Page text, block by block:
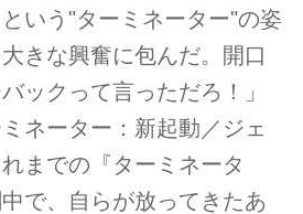
いう"ターミネーター"の姿
きな興奮に包んだ。開口
ックって言っただろ！」
ネーター：新起動／ジェ
までの『ターミネータ
で、自らが放ってきたあ